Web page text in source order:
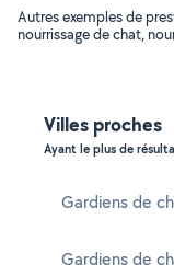
Autres exemples de
nourrissage de chat,
Villes proches
Ayant le plus de
Gardiens de
Gardiens de